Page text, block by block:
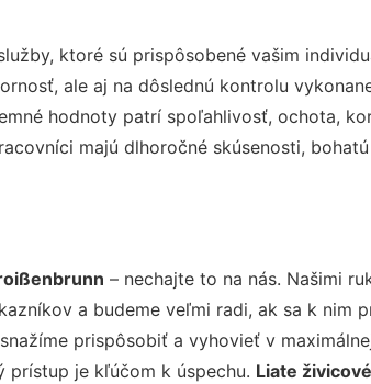
ktoré sú prispôsobené vašim
ale aj na dôslednú kontrolu
hodnoty patrí spoľahlivosť, ochota,
majú dlhoročné skúsenosti,
– nechajte to na nás. Našimi
a budeme veľmi radi, ak sa k nim
prispôsobiť a vyhovieť v
prístup je kľúčom k úspechu. Liate